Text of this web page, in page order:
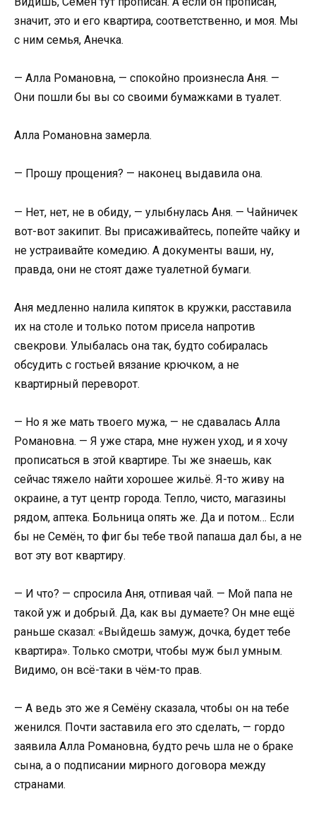
значит, это и его квартира, соответственно, и моя. Мы
с ним семья, Анечка.
— Алла Романовна, — спокойно произнесла Аня. —
Они пошли бы вы со своими бумажками в туалет.
Алла Романовна замерла.
— Прошу прощения? — наконец выдавила она.
— Нет, нет, не в обиду, — улыбнулась Аня. — Чайничек
вот-вот закипит. Вы присаживайтесь, попейте чайку и
не устраивайте комедию. А документы ваши, ну,
правда, они не стоят даже туалетной бумаги.
Аня медленно налила кипяток в кружки, расставила
их на столе и только потом присела напротив
свекрови. Улыбалась она так, будто собиралась
обсудить с гостьей вязание крючком, а не
квартирный переворот.
— Но я же мать твоего мужа, — не сдавалась Алла
Романовна. — Я уже стара, мне нужен уход, и я хочу
прописаться в этой квартире. Ты же знаешь, как
сейчас тяжело найти хорошее жильё. Я-то живу на
окраине, а тут центр города. Тепло, чисто, магазины
рядом, аптека. Больница опять же. Да и потом… Если
бы не Семён, то фиг бы тебе твой папаша дал бы, а не
вот эту вот квартиру.
— И что? — спросила Аня, отпивая чай. — Мой папа не
такой уж и добрый. Да, как вы думаете? Он мне ещё
раньше сказал: «Выйдешь замуж, дочка, будет тебе
квартира». Только смотри, чтобы муж был умным.
Видимо, он всё-таки в чём-то прав.
— А ведь это же я Семёну сказала, чтобы он на тебе
женился. Почти заставила его это сделать, — гордо
заявила Алла Романовна, будто речь шла не о браке
сына, а о подписании мирного договора между
странами.